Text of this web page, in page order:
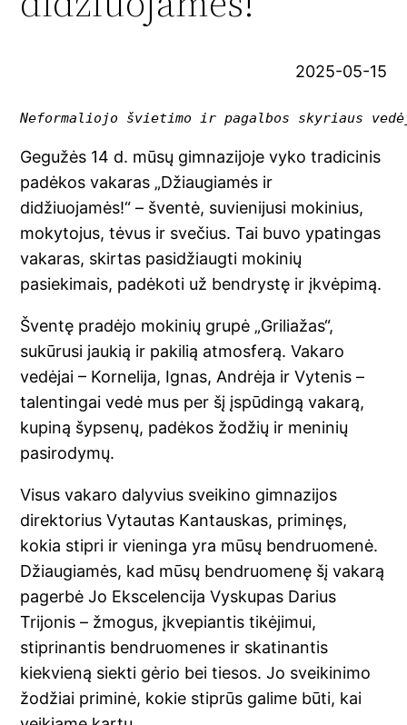
2025-05-15
Neformaliojo švietimo ir pagalbos skyriaus
Gegužės 14 d. mūsų gimnazijoje vyko tradicinis
padėkos vakaras „Džiaugiamės ir
didžiuojamės!“ – šventė, suvienijusi mokinius,
mokytojus, tėvus ir svečius. Tai buvo ypatingas
vakaras, skirtas pasidžiaugti mokinių
pasiekimais, padėkoti už bendrystę ir įkvėpimą.
Šventę pradėjo mokinių grupė „Griliažas“,
sukūrusi jaukią ir pakilią atmosferą. Vakaro
vedėjai – Kornelija, Ignas, Andrėja ir Vytenis –
talentingai vedė mus per šį įspūdingą vakarą,
kupiną šypsenų, padėkos žodžių ir meninių
pasirodymų.
Visus vakaro dalyvius sveikino gimnazijos
direktorius Vytautas Kantauskas, priminęs,
kokia stipri ir vieninga yra mūsų bendruomenė.
Džiaugiamės, kad mūsų bendruomenę šį vakarą
pagerbė Jo Ekscelencija Vyskupas Darius
Trijonis – žmogus, įkvepiantis tikėjimui,
stiprinantis bendruomenes ir skatinantis
kiekvieną siekti gėrio bei tiesos. Jo sveikinimo
žodžiai priminė, kokie stiprūs galime būti, kai